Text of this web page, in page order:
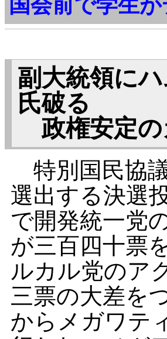
国会前で学生
副大統領に
氏破る
政権安定の
特別国民協
選出する決選
で開発統一党
が三百四十票
ルカル党のア
三票の大差を
からメガワテ